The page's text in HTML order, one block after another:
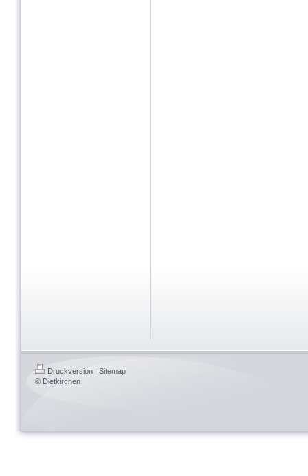
Druckversion | Sitemap
© Dietkirchen